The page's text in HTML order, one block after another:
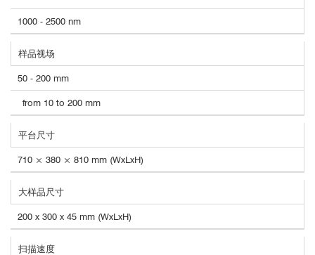
1000 - 2500 nm
样品视场
50 - 200 mm
from 10 to 200 mm
平台尺寸
710 × 380 × 810 mm (WxLxH)
大样品尺寸
200 x 300 x 45 mm (WxLxH)
扫描速度